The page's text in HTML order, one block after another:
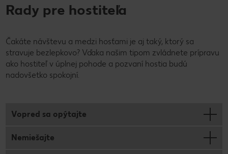
Rady pre hostiteľa
Čakáte návštevu a medzi hosťami je aj taký, ktorý sa
stravuje bezlepkovo? Vďaka našim tipom zvládnete prípravu
ako hostiteľ v úplnej pohode a pozvaní hostia budú
nadovšetko spokojní.
Vopred sa opýtajte
Nemiešajte